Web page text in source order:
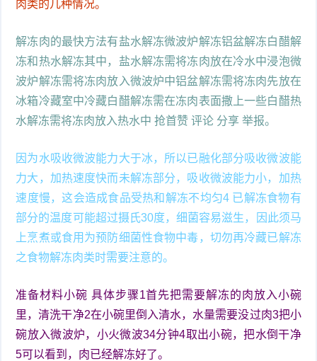
肉类的几种情况。
解冻肉的最快方法有盐水解冻微波炉解冻铝盆解冻白醋解
冻和热水解冻其中，盐水解冻需将冻肉放在冷水中浸泡微
波炉解冻需将冻肉放入微波炉中铝盆解冻需将冻肉先放在
冰箱冷藏室中冷藏白醋解冻需在冻肉表面撒上一些白醋热
水解冻需将冻肉放入热水中 抢首赞 评论 分享 举报。
因为水吸收微波能力大于冰，所以已融化部分吸收微波能
力大，加热速度快而未解冻部分，吸收微波能力小，加热
速度慢，这会造成食品受热和解冻不均匀4 已解冻食物有
部分的温度可能超过摄氏30度，细菌容易滋生，因此须马
上烹煮或食用为预防细菌性食物中毒，切勿再冷藏已解冻
之食物解冻肉类时需要注意的。
准备材料小碗 具体步骤1首先把需要解冻的肉放入小碗
里，清洗干净2在小碗里倒入清水，水量需要没过肉3把小
碗放入微波炉，小火微波34分钟4取出小碗，把水倒干净
5可以看到，肉已经解冻好了。